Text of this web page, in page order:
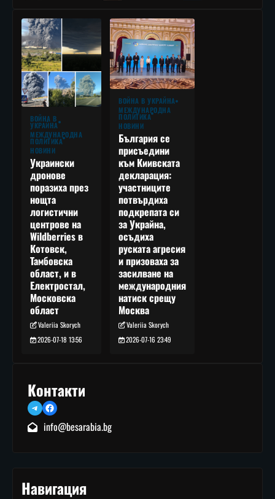
ВОЙНА В
УКРАЙНА
МЕЖДУНАРОДНА
ПОЛИТИКА
НОВИНИ
Украински
дронове
поразиха през
нощта
логистични
центрове на
Wildberries в
Котовск,
Тамбовска
област, и в
Електростал,
Московска
област
Valeriia Skorych
2026-07-18 13:56
ВОЙНА В УКРАЙНА
МЕЖДУНАРОДНА
ПОЛИТИКА
НОВИНИ
България се
присъедини
към Киивската
декларация:
участниците
потвърдиха
подкрепата си
за Украйна,
осъдиха
руската агресия
и призоваха за
засилване на
международния
натиск срещу
Москва
Valeriia Skorych
2026-07-16 23:49
Контакти
TelegramFacebook
info@besarabia.bg
Навигация